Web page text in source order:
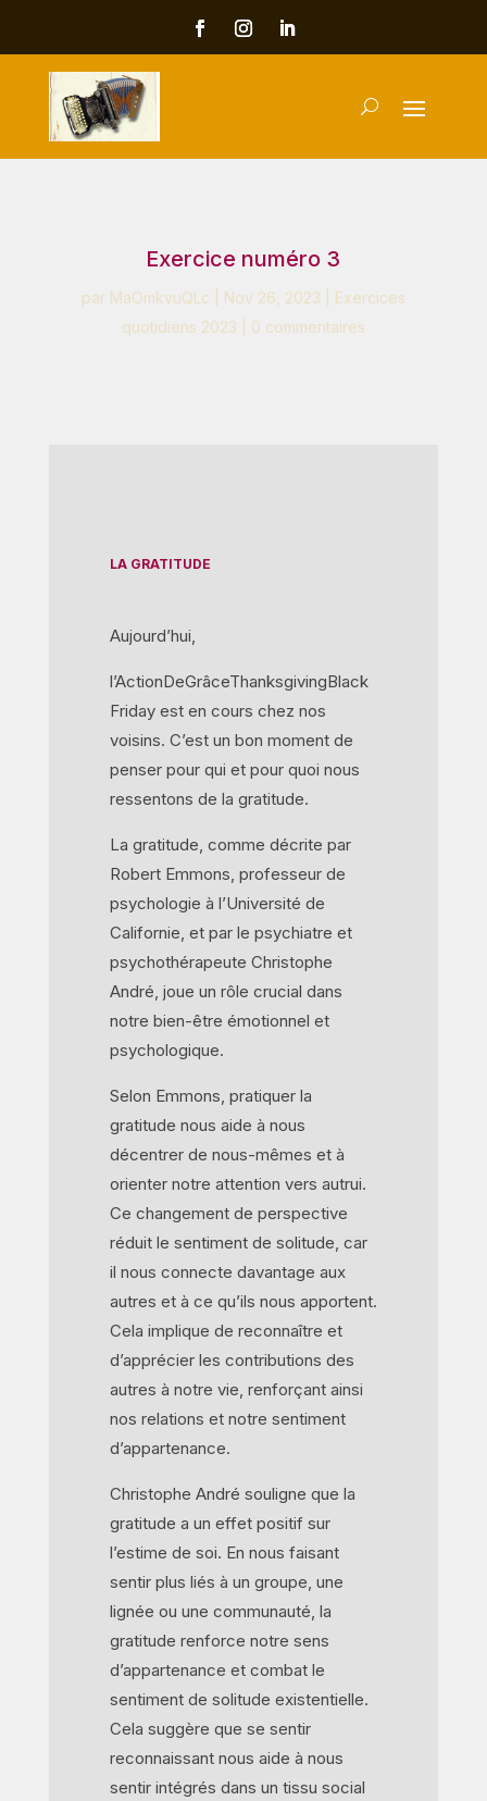
Exercice numéro 3
par MaOmkvuQLc Nov 26, 2023
Exercices
quotidiens 2023
0 commentaires
LA GRATITUDE
Aujourd’hui,
l’ActionDeGrâceThanksgivingBlack
Friday est en cours chez nos
voisins. C’est un bon moment de
penser pour qui et pour quoi nous
ressentons de la gratitude.
La gratitude, comme décrite par
Robert Emmons, professeur de
psychologie à l’Université de
Californie, et par le psychiatre et
psychothérapeute Christophe
André, joue un rôle crucial dans
notre bien-être émotionnel et
psychologique.
Selon Emmons, pratiquer la
gratitude nous aide à nous
décentrer de nous-mêmes et à
orienter notre attention vers autrui.
Ce changement de perspective
réduit le sentiment de solitude, car
il nous connecte davantage aux
autres et à ce qu’ils nous apportent.
Cela implique de reconnaître et
d’apprécier les contributions des
autres à notre vie, renforçant ainsi
nos relations et notre sentiment
d’appartenance.
Christophe André souligne que la
gratitude a un effet positif sur
l’estime de soi. En nous faisant
sentir plus liés à un groupe, une
lignée ou une communauté, la
gratitude renforce notre sens
d’appartenance et combat le
sentiment de solitude existentielle.
Cela suggère que se sentir
reconnaissant nous aide à nous
sentir intégrés dans un tissu social